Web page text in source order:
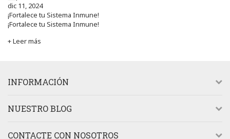
dic 11, 2024
¡Fortalece tu Sistema Inmune!
¡Fortalece tu Sistema Inmune!
+ Leer más
INFORMACIÓN
NUESTRO BLOG
CONTACTE CON NOSOTROS